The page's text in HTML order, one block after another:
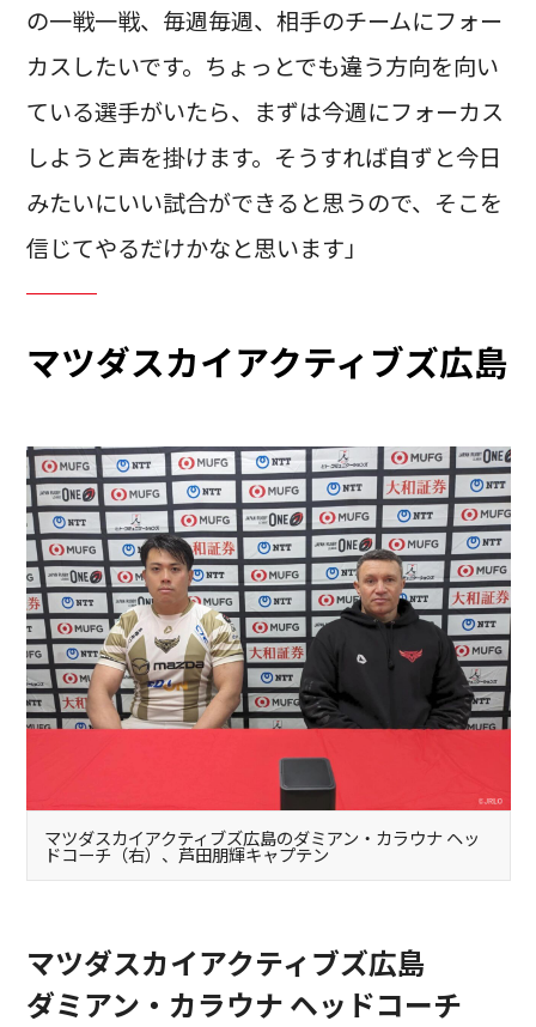
の一戦一戦、毎週毎週、相手のチームにフォー
カスしたいです。ちょっとでも違う方向を向い
ている選手がいたら、まずは今週にフォーカス
しようと声を掛けます。そうすれば自ずと今日
みたいにいい試合ができると思うので、そこを
信じてやるだけかなと思います」
マツダスカイアクティブズ広島
マツダスカイアクティブズ広島のダミアン・カラウナ ヘッ
ドコーチ（右）、芦田朋輝キャプテン
マツダスカイアクティブズ広島
ダミアン・カラウナ ヘッドコーチ